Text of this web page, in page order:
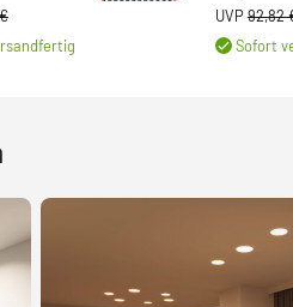
UVP 92,82
Sofort